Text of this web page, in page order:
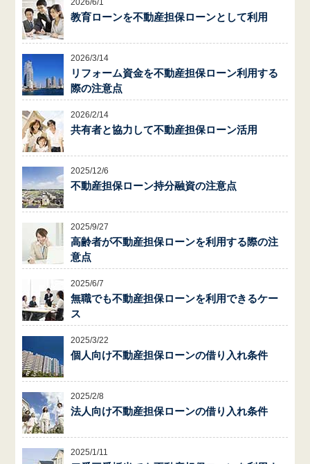
2026/6/1
教育ローンを不動産担保ローンとして利用
2026/3/14
リフォーム資金を不動産担保ローン利用する
際の注意点
2026/2/14
共有者と協力して不動産担保ローン活用
2025/12/6
不動産担保ローン持分融資の注意点
2025/9/27
高齢者が不動産担保ローンを利用する際の注
意点
2025/6/7
無職でも不動産担保ローンを利用できるケー
ス
2025/3/22
個人向け不動産担保ローンの借り入れ条件
2025/2/8
法人向け不動産担保ローンの借り入れ条件
2025/1/11